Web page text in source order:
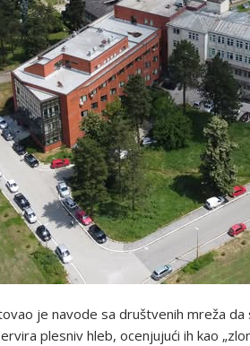
je navode sa društvenih mreža da
plesniv hleb, ocenjujući ih kao